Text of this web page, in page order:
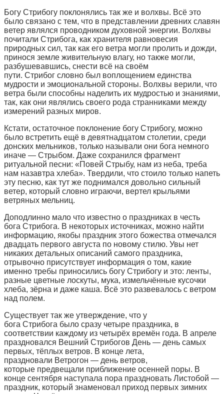
Богу Стрибогу поклонялись так же и волхвы. Всё это
было связано с тем, что в представлении древних славян
ветер являлся проводником духовной энергии. Волхвы
почитали Стрибога, как хранителя равновесия
природных сил, так как его ветра могли пролить и дожди,
принося земле живительную влагу, но также могли,
разбушевавшись, снести всё на своём
пути. Стрибог словно был воплощением единства
мудрости и эмоциональной стороны. Волхвы верили, что
ветра были способны наделить их мудростью и знаниями,
так, как они являлись своего рода странниками между
измерений разных миров.
Кстати, остаточное поклонение богу Стрибогу, можно
было встретить ещё в девятнадцатом столетии, среди
донских мельников, только называли они бога немного
иначе — Стрыбом. Даже сохранился фрагмент
ритуальной песни: «Повей Стрыбу, нам из неба, треба
нам назавтра хлеба». Твердили, что стоило только напеть
эту песню, как тут же поднимался довольно сильный
ветер, который словно играючи, вертел крыльями
ветряных мельниц.
Доподлинно мало что известно о праздниках в честь
бога Стрибога. В некоторых источниках, можно найти
информацию, якобы праздник этого божества отмечался
двадцать первого августа по новому стилю. Увы нет
никаких детальных описаний самого праздника,
отрывочно присутствует информация о том, какие
именно требы приносились богу Стрибогу и это: ленты,
разные цветные лоскуты, мука, измельчённые кусочки
хлеба, зёрна и даже каша. Всё это развевалось с ветром
над полем.
Существует так же утверждение, что у
бога Стрибога было сразу четыре праздника, в
соответствии каждому из четырёх времён года. В апреле
праздновался Вешний Стрибогов День — день самых
первых, тёплых ветров. В конце лета,
праздновали Ветрогон — день ветров,
которые предвещали приближение осенней поры. В
конце сентября наступала пора праздновать Листобой —
праздник, который знаменовал приход первых зимних